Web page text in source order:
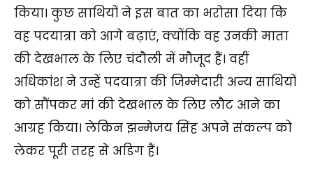
किया। कुछ साथियों ने इस बात का भरोसा दिया कि
वह पदयात्रा को आगे बढ़ाएं, क्योंकि वह उनकी माता
की देखभाल के लिए चंदौली में मौजूद हैं। वहीं
अधिकांश ने उन्हें पदयात्रा की जिम्मेदारी अन्य साथियों
को सौंपकर मां की देखभाल के लिए लौट आने का
आग्रह किया। लेकिन झन्मेजय सिंह अपने संकल्प को
लेकर पूरी तरह से अडिग हैं।